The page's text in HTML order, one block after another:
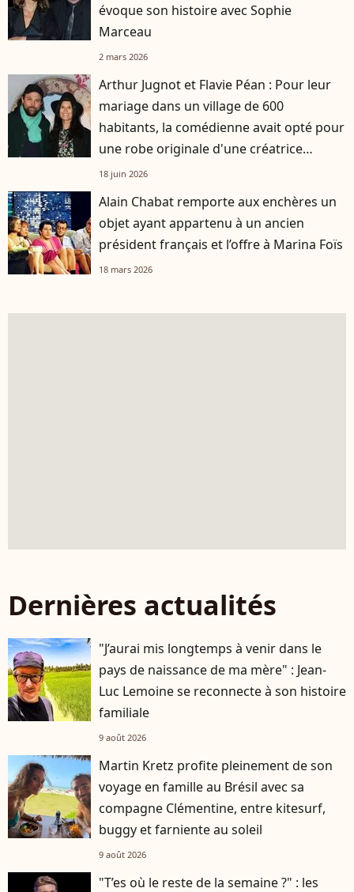
évoque son histoire avec Sophie
Marceau
2 mars 2026
Arthur Jugnot et Flavie Péan : Pour leur
mariage dans un village de 600
habitants, la comédienne avait opté pour
une robe originale d'une créatrice
française
18 juin 2026
Alain Chabat remporte aux enchères un
objet ayant appartenu à un ancien
président français et l’offre à Marina Foïs
18 mars 2026
Dernières actualités
"J’aurai mis longtemps à venir dans le
pays de naissance de ma mère" : Jean-
Luc Lemoine se reconnecte à son histoire
familiale
9 août 2026
Martin Kretz profite pleinement de son
voyage en famille au Brésil avec sa
compagne Clémentine, entre kitesurf,
buggy et farniente au soleil
9 août 2026
"T’es où le reste de la semaine ?" : les